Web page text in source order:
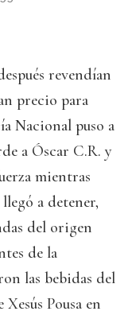
revendían
precio para
Nacional puso a
a Óscar C.R. y
mientras
a detener,
del origen
de la
las bebidas del
Pousa en